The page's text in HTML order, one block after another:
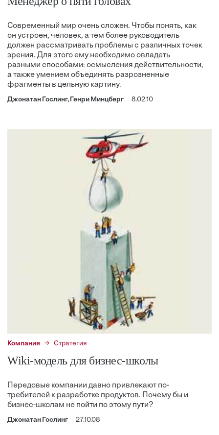
Современный мир очень сложен. Чтобы понять, как
он устроен, человек, а тем более руководитель
должен рассматривать проблемы с различных точек
зрения. Для этого ему необходимо овладеть
разными способами: осмысления действительности,
а также умением объединять разрозненные
фрагменты в цельную картину.
Джонатан Гослинг, Генри Минцберг 8.02.10
Компания Стратегия
Wiki-модель для бизнес-школы
Передовые компании давно привлекают по­
требителей к разработке продуктов. Почему бы и
бизнес-школам не пойти по этому пути?
Джонатан Гослинг 27.10.08